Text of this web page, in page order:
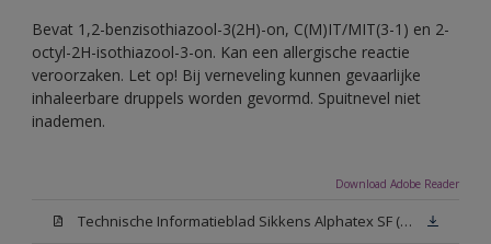
Bevat 1,2-benzisothiazool-3(2H)-on, C(M)IT/MIT(3-1) en 2-
octyl-2H-isothiazool-3-on. Kan een allergische reactie
veroorzaken. Let op! Bij verneveling kunnen gevaarlijke
inhaleerbare druppels worden gevormd. Spuitnevel niet
inademen.
Download Adobe Reader
Technische Informatieblad Sikkens Alphatex SF (PDF)